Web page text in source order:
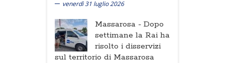
venerdì 31 luglio 2026
Massarosa - Dopo
settimane la Rai ha
risolto i disservizi
sul territorio di Massarosa